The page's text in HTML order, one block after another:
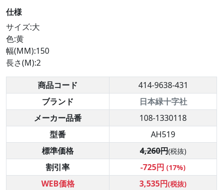
仕様
サイズ:大
色:黄
幅(MM):150
長さ(M):2
商品コード
414-9638-431
ブランド
日本緑十字社
メーカー品番
108-1330118
型番
AH519
標準価格
4,260円(税抜)
割引率 -725円 (17%)
WEB価格 3,535円(税抜)